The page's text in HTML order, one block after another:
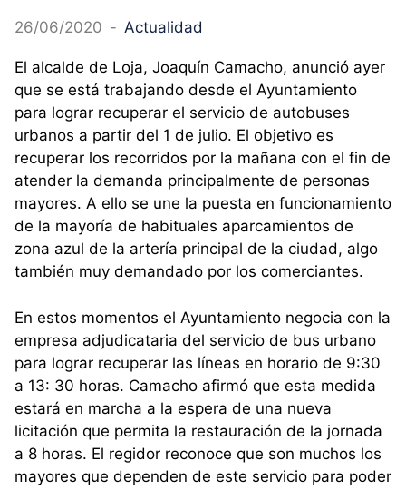
26/06/2020 - Actualidad
El alcalde de Loja, Joaquín Camacho, anunció ayer
que se está trabajando desde el Ayuntamiento
para lograr recuperar el servicio de autobuses
urbanos a partir del 1 de julio. El objetivo es
recuperar los recorridos por la mañana con el fin de
atender la demanda principalmente de personas
mayores. A ello se une la puesta en funcionamiento
de la mayoría de habituales aparcamientos de
zona azul de la artería principal de la ciudad, algo
también muy demandado por los comerciantes.
En estos momentos el Ayuntamiento negocia con la
empresa adjudicataria del servicio de bus urbano
para lograr recuperar las líneas en horario de 9:30
a 13: 30 horas. Camacho afirmó que esta medida
estará en marcha a la espera de una nueva
licitación que permita la restauración de la jornada
a 8 horas. El regidor reconoce que son muchos los
mayores que dependen de este servicio para poder